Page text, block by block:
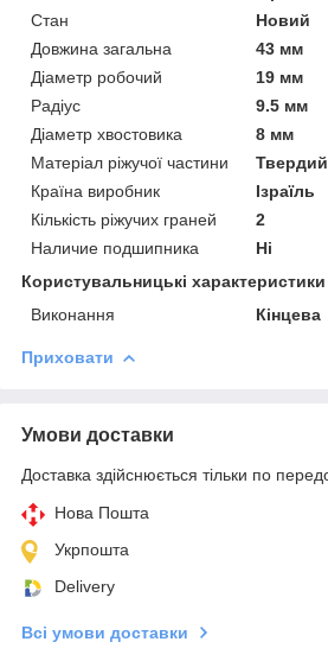
Стан
Новий
Довжина загальна
43 мм
Діаметр робочий
19 мм
Радіус
9.5 мм
Діаметр хвостовика
8 мм
Матеріал ріжучої частини
Країна виробник
Ізраїль
Кількість ріжучих граней
2
Наличие подшипника
Ні
Користувальницькі характеристики
Виконання
Кінцева
Приховати
Умови доставки
Доставка здійснюється тільки по
Нова Пошта
Укрпошта
Delivery
Всі умови доставки